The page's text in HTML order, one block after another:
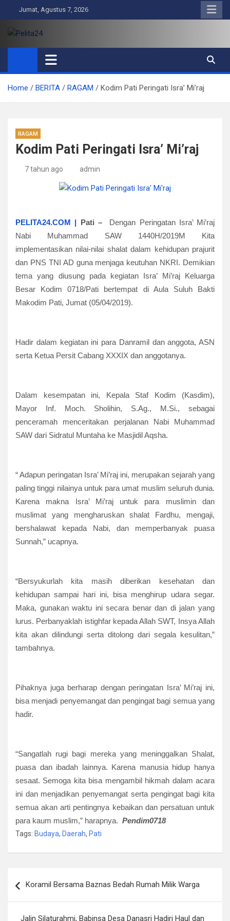
to
content
Jumat, Agustus 7, 2026
Pelita24
Aktual, Mendalam dan Terpercaya
Home BERITA RAGAM Kodim Pati Peringati Isra’ Mi’raj
RAGAM
Kodim Pati Peringati Isra’ Mi’raj
7 tahun ago admin
PELITA24.COM | Pati –
Dengan Peringatan Isra’ Mi’raj
Nabi Muhammad SAW 1440H/2019M Kita
implementasikan nilai-nilai shalat dalam kehidupan prajurit
dan PNS TNI AD guna menjaga keutuhan NKRI. Demikian
tema yang diusung pada kegiatan Isra’ Mi’raj Keluarga
Besar Kodim 0718/Pati bertempat di Aula Suluh Bakti
Makodim Pati, Jumat (05/04/2019).
Hadir dalam kegiatan ini para Danramil dan anggota, ASN
serta Ketua Persit Cabang XXXIX dan anggotanya.
Dalam kesempatan ini, Kepala Staf Kodim (Kasdim),
Mayor Inf. Moch. Sholihin, S.Ag., M.Si., sebagai
penceramah menceritakan perjalanan Nabi Muhammad
SAW dari Sidratul Muntaha ke Masjidil Aqsha.
“ Adapun peringatan Isra’ Mi’raj ini, merupakan sejarah yang
paling tinggi nilainya untuk para umat muslim seluruh dunia.
Karena makna Isra’ Mi’raj untuk para muslimin dan
muslimat yang mengharuskan shalat Fardhu, mengaji,
bershalawat kepada Nabi, dan memperbanyak puasa
Sunnah,” ucapnya.
“Bersyukurlah kita masih diberikan kesehatan dan
kehidupan sampai hari ini, bisa menghirup udara segar.
Maka, gunakan waktu ini secara benar dan di jalan yang
lurus. Perbanyaklah istighfar kepada Allah SWT, Insya Allah
kita akan dilindungi serta ditolong dari segala kesulitan,”
tambahnya.
Pihaknya juga berharap dengan peringatan Isra’ Mi’raj ini,
bisa menjadi penyemangat dan pengingat bagi semua yang
hadir.
“Sangatlah rugi bagi mereka yang meninggalkan Shalat,
puasa dan ibadah lainnya. Karena manusia hidup hanya
sesaat. Semoga kita bisa mengambil hikmah dalam acara
ini dan menjadikan penyemangat serta pengingat bagi kita
semua akan arti pentingnya kebaikan dan persatuan untuk
para kaum muslim,” harapnya. Pendim0718
Tags: Budaya, Daerah, Pati
posKoramil Bersama Baznas Bedah Rumah Milik Warga
Jalin Silaturahmi, Babinsa Desa Danasri Hadiri Haul dan